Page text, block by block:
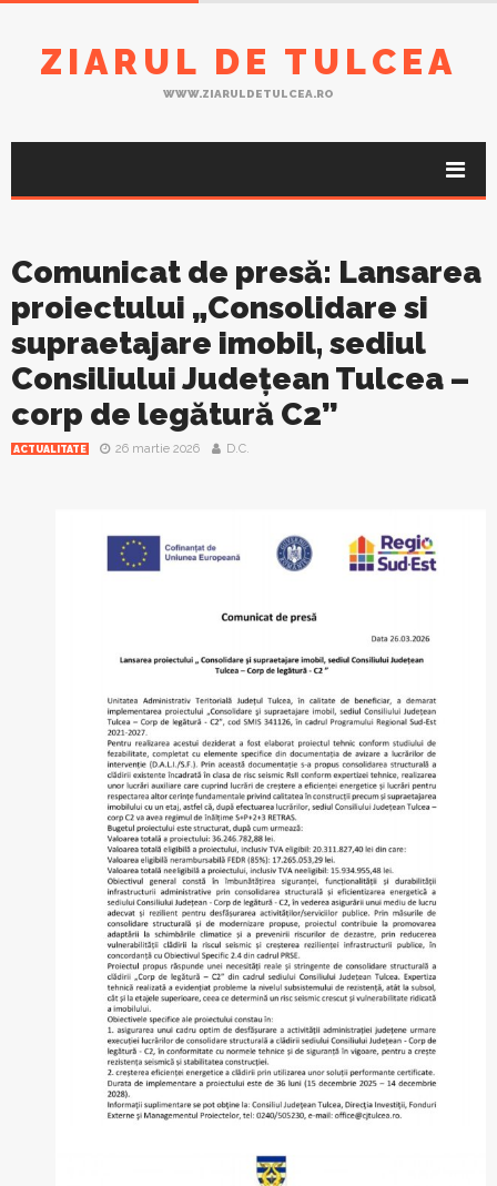
ZIARUL DE TULCEA
WWW.ZIARULDETULCEA.RO
Comunicat de presă: Lansarea
proiectului „Consolidare si
supraetajare imobil, sediul
Consiliului Județean Tulcea –
corp de legătură C2”
ACTUALITATE 26 martie 2026 D.C.